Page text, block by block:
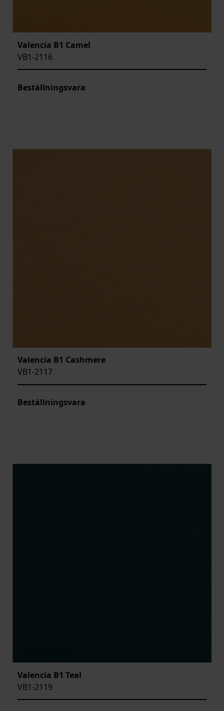
Valencia B1 Camel
VB1-2116
Beställningsvara
Valencia B1 Cashmere
VB1-2117
Beställningsvara
Valencia B1 Teal
VB1-2119